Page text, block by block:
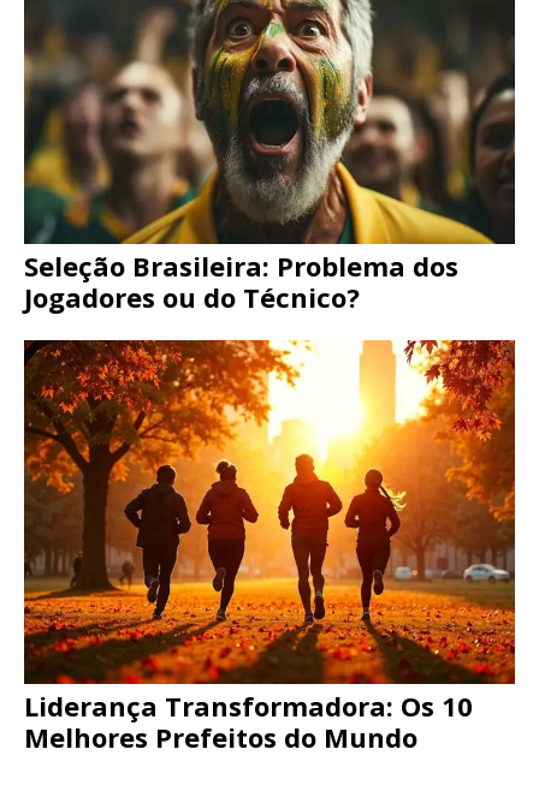
Seleção Brasileira: Problema dos
Jogadores ou do Técnico?
Liderança Transformadora: Os 10
Melhores Prefeitos do Mundo